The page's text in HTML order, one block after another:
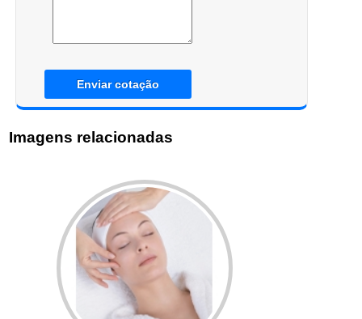
Enviar cotação
Imagens relacionadas